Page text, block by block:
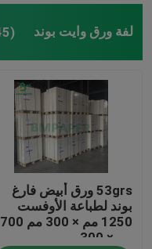
لفة ورق وايت بوند (145)
53grs ورق أبيض فارغ
بوند لطباعة الأوفست
1250 مم × 300 مم 700
مم × 300 مم